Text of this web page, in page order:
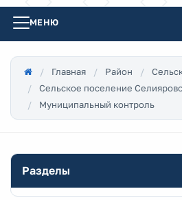
МЕНЮ
Главная Район
Сельское поселение
Муниципальный контроль
Разделы